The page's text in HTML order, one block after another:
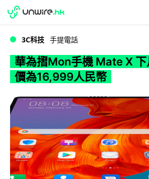
WWDC 2026
3C科技 手提電話
華為摺Mon手機 Mate X
價為16,999人民幣